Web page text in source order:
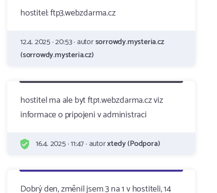
hostitel: ftp3.webzdarma.cz
12.4. 2025 · 20:53 · autorsorrowdy.mysteria.cz
(sorrowdy.mysteria.cz)
hostitel ma ale byt ftp1.webzdarma.cz viz
informace o pripojeni v administraci
16.4. 2025 · 11:47 · autorxtedy (Podpora)
Dobrý den, změnil jsem 3 na 1 v hostiteli, 14